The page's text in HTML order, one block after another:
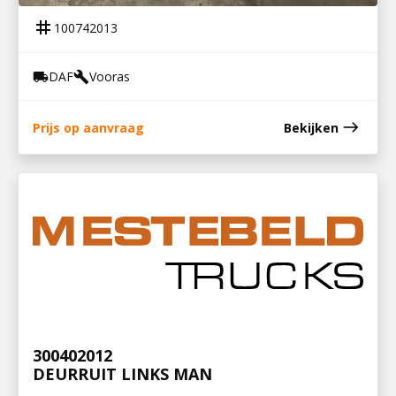
tag 100742013
local_shippingDAFbuildVooras
Prijs op aanvraag Bekijken east
300402012
DEURRUIT LINKS MAN